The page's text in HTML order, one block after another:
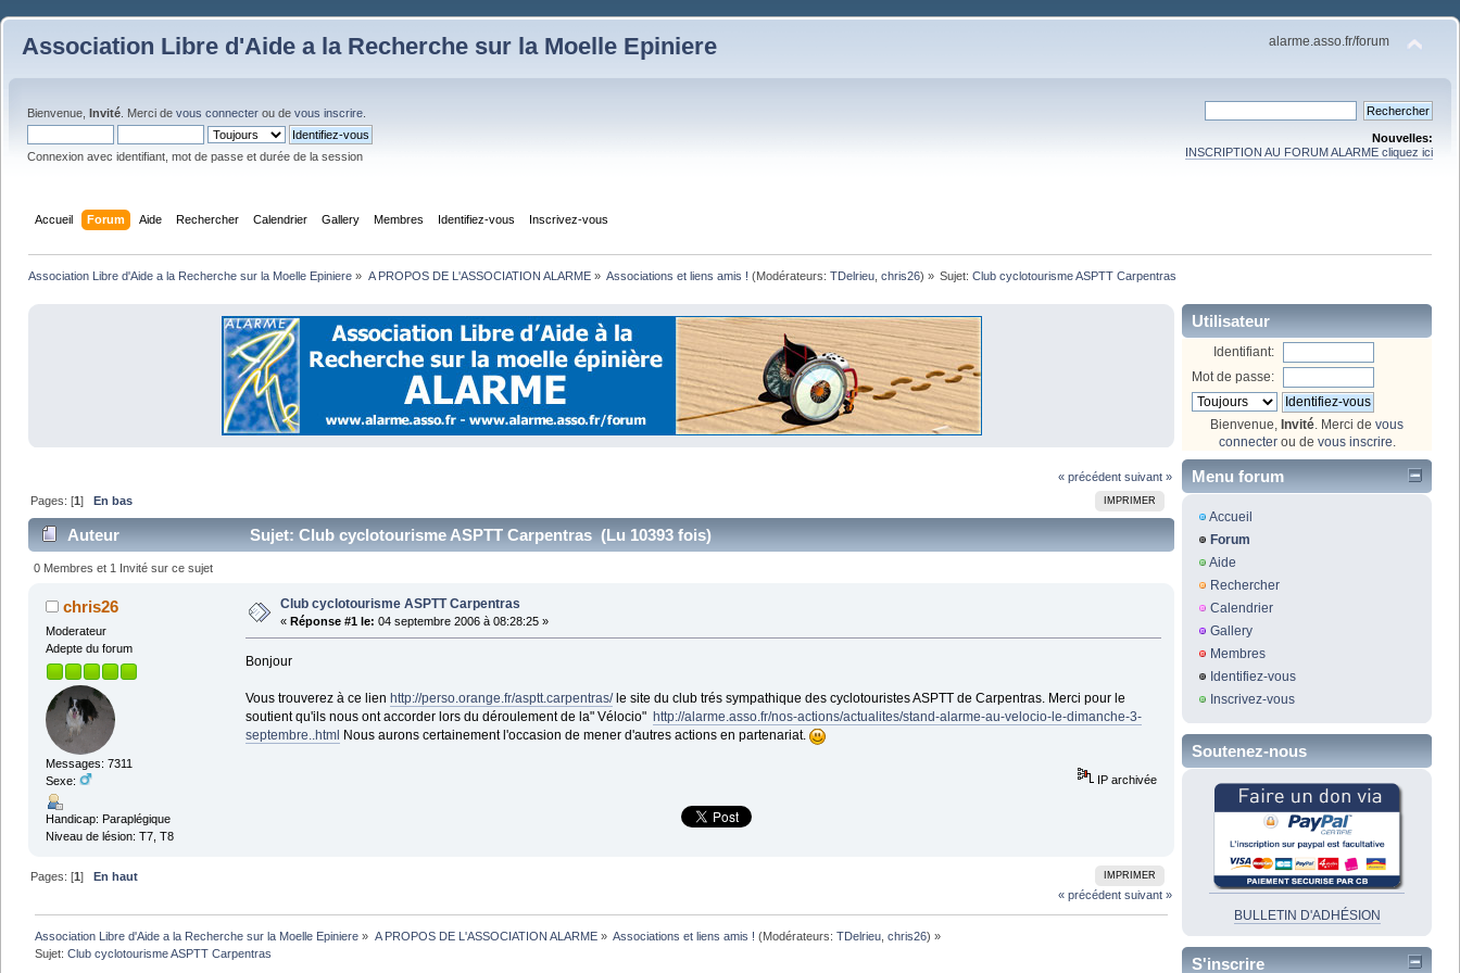
Association Libre d'Aide a la Recherche sur la Moelle Epiniere alarme.asso.fr/forum
Bienvenue, Invité . Merci de vous connecter ou de vous inscrire
Connexion avec identifiant, mot de passe et durée de la session
Nouvelles:
INSCRIPTION AU FORUM ALARME cliquez ici
Accueil Forum Aide Rechercher Calendrier Gallery Membres Identifiez-vous Inscrivez-vous
Association Libre d'Aide a la Recherche sur la Moelle Epiniere » A PROPOS DE L'ASSOCIATION ALARME» Associations et liens amis ! (Modérateurs: TDelrieu, chris26) » Sujet:Club cyclotourisme ASPTT Carpentras
« précédent suivant »
IMPRIMER
Pages: [1] En bas
Auteur Sujet: Club cyclotourisme ASPTT Carpentras (Lu 10393 fois)
0 Membres et 1 Invité sur ce sujet
chris26
Moderateur
Adepte du forum
Messages: 7311
Sexe:
Handicap: Paraplégique
Niveau de lésion: T7, T8
Club cyclotourisme ASPTT Carpentras
« Réponse #1 le: 04 septembre 2006 à 08:28:25 »
Bonjour
Vous trouverez à ce lien http://perso.orange.fr/asptt.carpentras/le site du club trés sympathique des cyclotouristes ASPTT de Carpentras. Merci pour le
soutient qu'ils nous ont accorder lors du déroulement de la" Vélocio" http://alarme.asso.fr/nos-actions/actualites/stand-alarme-au-velocio-le-dimanche-3-
septembre..html Nous aurons certainement l'occasion de mener d'autres actions en partenariat.
IP archivée
IMPRIMER
Pages: [1]En haut
« précédent suivant »
Association Libre d'Aide a la Recherche sur la Moelle Epiniere » A PROPOS DE L'ASSOCIATION ALARME» Associations et liens amis ! (Modérateurs: TDelrieu, chris26) »
Sujet:Club cyclotourisme ASPTT Carpentras
Utilisateur
Identifiant:
Mot de passe:
Bienvenue, Invité . Merci de vous
connecterou de vous inscrire
Menu forum
Accueil
Forum
Aide
Rechercher
Calendrier
Gallery
Membres
Identifiez-vous
Inscrivez-vous
Soutenez-nous
BULLETIN D'ADHÉSION
S'inscrire